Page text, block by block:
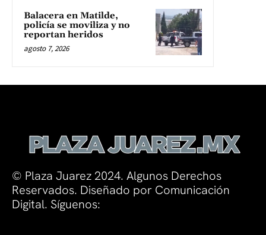
Balacera en Matilde,
policía se moviliza y no
reportan heridos
agosto 7, 2026
© Plaza Juarez 2024. Algunos Derechos
Reservados. Diseñado por Comunicación
Digital. Síguenos: